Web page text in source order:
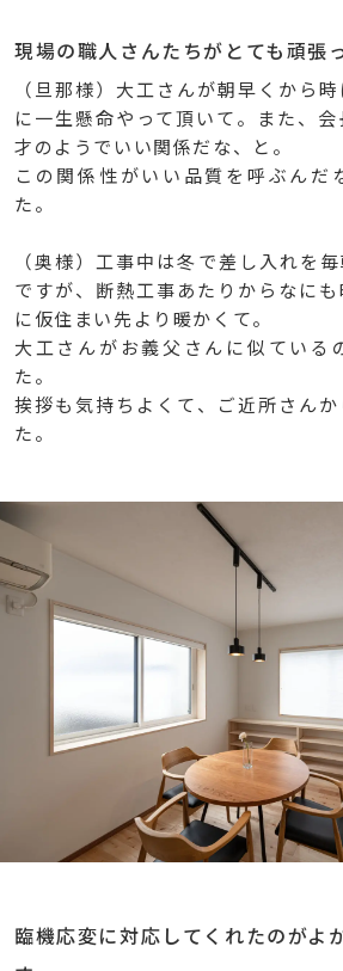
現場の職人さんたちがとても頑張
（旦那様）大工さんが朝早くから
に一生懸命やって頂いて。また、
才のようでいい関係だな、と。
この関係性がいい品質を呼ぶんだ
た。
（奥様）工事中は冬で差し入れを
ですが、断熱工事あたりからなに
に仮住まい先より暖かくて。
大工さんがお義父さんに似ている
た。
挨拶も気持ちよくて、ご近所さん
た。
臨機応変に対応してくれたのがよ